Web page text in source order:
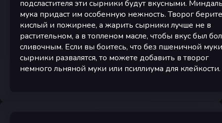
подсластителя эти сырники будут вкусными.
мука придаст им особенную нежность. Творог
кислый и пожирнее, а жарить сырники лучше не в
растительном, а в топленом масле, чтобы вкус был
сливочным. Если вы боитесь, что без пшеничной муки
сырники развалятся, то можете добавить в творог
немного льняной муки или псиллиума для клейкости.